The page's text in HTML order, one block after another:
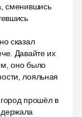
сменившись
сказал
Давайте их
оно было
лояльная
прошёл в